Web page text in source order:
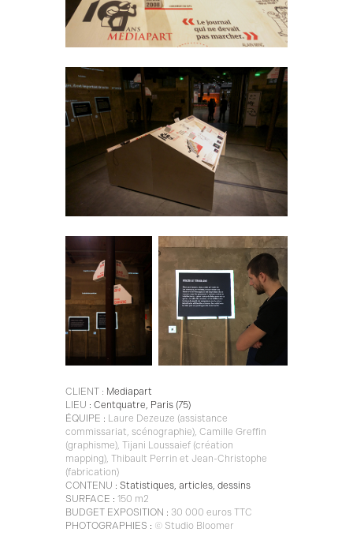
CLIENT : Mediapart
LIEU : Centquatre, Paris (75)
ÉQUIPE : Laure Dezeuze (assistance
commissariat, scénographie), Camille Greffin
(graphisme), Tijani Loussaief (création
mapping), Thibault Perrin et Jean-Christophe
(fabrication)
CONTENU : Statistiques, articles, dessins
SURFACE : 150 m2
BUDGET EXPOSITION : 30 000 euros TTC
PHOTOGRAPHIES : © Studio Bloomer